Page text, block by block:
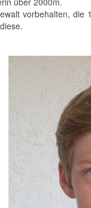
vorbehalten,